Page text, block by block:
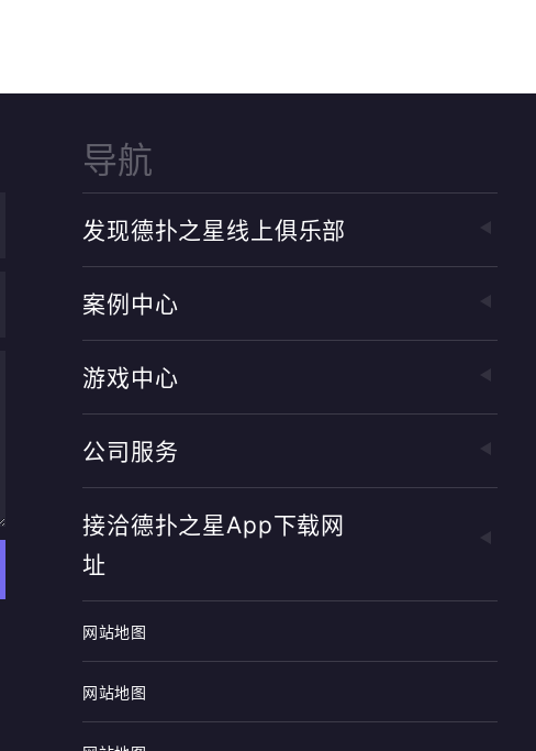
导航
发现德扑之星线上俱乐部
案例中心
游戏中心
公司服务
接洽德扑之星app下载网
址
网站地图
网站地图